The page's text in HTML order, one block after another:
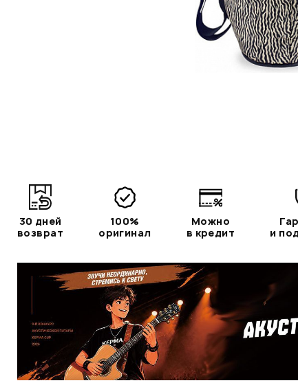
30 дней
возврат
100%
оригинал
Можно
в кредит
и